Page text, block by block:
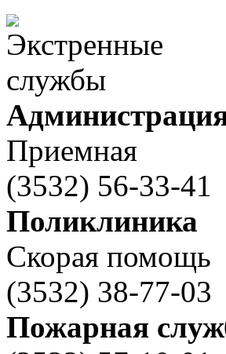
Приемная
(3532) 56-33-41
Поликлиника
Скорая помощь
(3532) 38-77-03
Пожарная